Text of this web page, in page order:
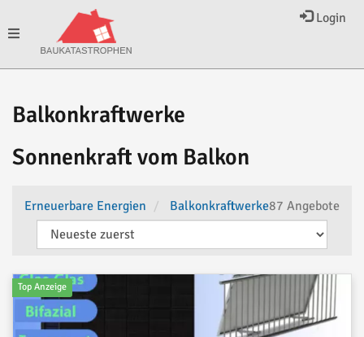
Login
Toggle
navigation
Balkonkraftwerke
Sonnenkraft vom Balkon
Erneuerbare Energien Balkonkraftwerke87 Angebote
Top Anzeige